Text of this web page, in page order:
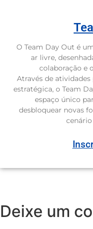
O Team Day Out é
ar livre,
colaboração e
Através de
estratégica, o Team
espaço único
desbloquear novas
Deixe um